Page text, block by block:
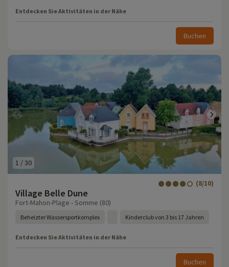
Entdecken Sie Aktivitäten in der Nähe
Buchen
1 /30
Village Belle Dune
(8/10)
Fort-Mahon-Plage - Somme (80)
Beheizter Wassersportkomplex Kinderclub von 3 bis 17 Jahren
Entdecken Sie Aktivitäten in der Nähe
Buchen